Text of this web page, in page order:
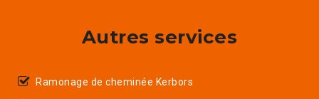
Autres services
Ramonage de cheminée Kerbors